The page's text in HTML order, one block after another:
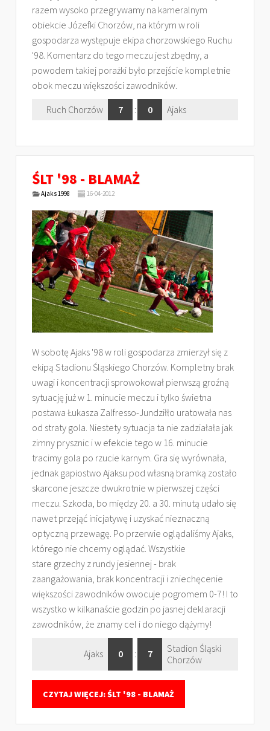
razem wysoko przegrywamy na kameralnym
obiekcie Józefki Chorzów, na którym w roli
gospodarza występuje ekipa chorzowskiego Ruchu
'98. Komentarz do tego meczu jest zbędny, a
powodem takiej porażki było przejście kompletnie
obok meczu większości zawodników.
Ruch Chorzów
7 : 0 Ajaks
ŚLT '98 - BLAMAŻ
Ajaks 1998 16-04-2012
W sobotę Ajaks '98 w roli gospodarza zmierzył się z
ekipą Stadionu Śląskiego Chorzów. Kompletny brak
uwagi i koncentracji sprowokował pierwszą groźną
sytuację już w 1. minucie meczu i tylko świetna
postawa Łukasza Zalfresso-Jundziłło uratowała nas
od straty gola. Niestety sytuacja ta nie zadziałała jak
zimny prysznic i w efekcie tego w 16. minucie
tracimy gola po rzucie karnym. Gra się wyrównała,
jednak gapiostwo Ajaksu pod własną bramką zostało
skarcone jeszcze dwukrotnie w pierwszej części
meczu. Szkoda, bo między 20. a 30. minutą udało się
nawet przejąć inicjatywę i uzyskać nieznaczną
optyczną przewagę. Po przerwie oglądaliśmy Ajaks,
którego nie chcemy oglądać. Wszystkie
stare grzechy z rundy jesiennej - brak
zaangażowania, brak koncentracji i zniechęcenie
większości zawodników owocuje pogromem 0-7! I to
wszystko w kilkanaście godzin po jasnej deklaracji
zawodników, że znamy cel i do niego dążymy!
Ajaks 0 : 7
Stadion Śląski
Chorzów
CZYTAJ WIĘCEJ: ŚLT '98 - BLAMAŻ